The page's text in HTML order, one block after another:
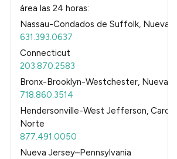
área las 24 horas:
Nassau-Condados de Suffolk, Nueva
631.393.0637
Connecticut
203.870.2583
Bronx-Brooklyn-Westchester, Nueva
718.860.3514
Hendersonville-West Jefferson,
Norte
877.491.0050
Nueva Jersey–Pennsylvania